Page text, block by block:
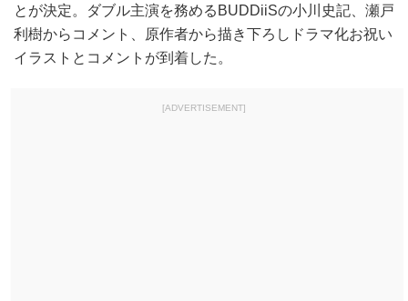
とが決定。ダブル主演を務めるBUDDiiSの小川史記、瀬戸
利樹からコメント、原作者から描き下ろしドラマ化お祝い
イラストとコメントが到着した。
[ADVERTISEMENT]